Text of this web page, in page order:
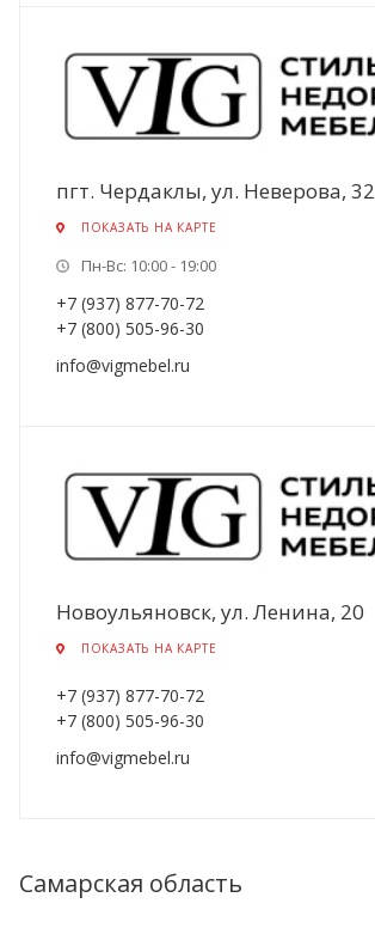
пгт. Чердаклы, ул. Неверова, 32
ПОКАЗАТЬ НА КАРТЕ
Пн-Вс: 10:00 - 19:00
+7 (937) 877-70-72
+7 (800) 505-96-30
info@vigmebel.ru
Новоульяновск, ул. Ленина, 20
ПОКАЗАТЬ НА КАРТЕ
+7 (937) 877-70-72
+7 (800) 505-96-30
info@vigmebel.ru
Самарская область